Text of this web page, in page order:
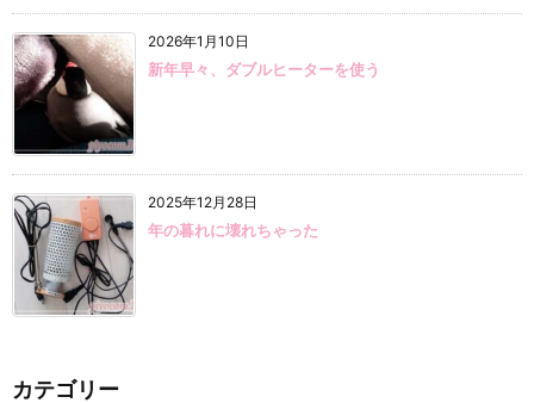
2026年1月10日
新年早々、ダブルヒーターを使う
2025年12月28日
年の暮れに壊れちゃった
カテゴリー